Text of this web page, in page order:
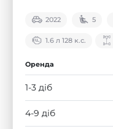
2022 5
1.6 л 128 к.с.
Оренда
1-3 діб
4-9 діб